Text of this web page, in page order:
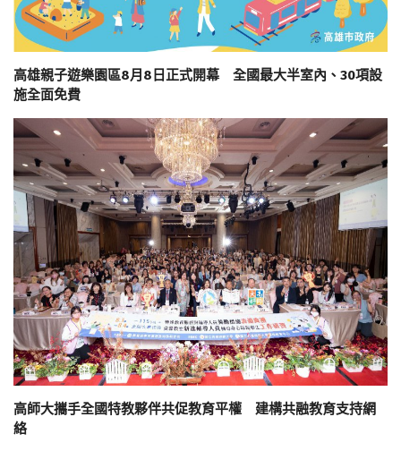
高雄親子遊樂園區8月8日正式開幕 全國最大半室內、30項設
施全面免費
高師大攜手全國特教夥伴共促教育平權 建構共融教育支持網
絡